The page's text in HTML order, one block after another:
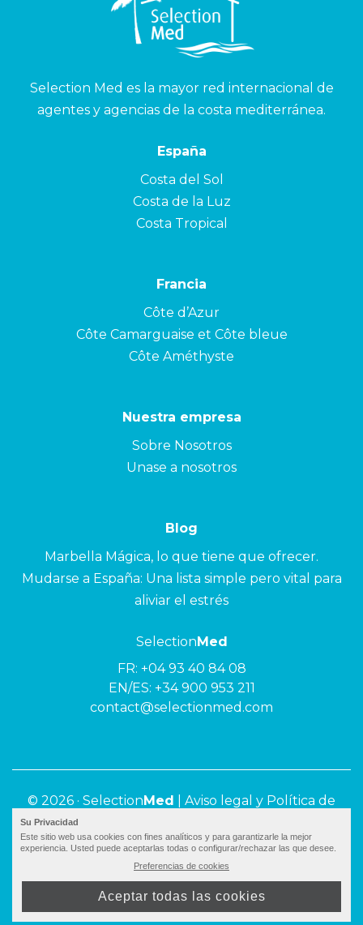
Selection Med es la mayor red internacional de
agentes y agencias de la costa mediterránea.
España
Costa del Sol
Costa de la Luz
Costa Tropical
Francia
Côte d’Azur
Côte Camarguaise et Côte bleue
Côte Améthyste
Nuestra empresa
Sobre Nosotros
Unase a nosotros
Blog
Marbella Mágica, lo que tiene que ofrecer.
Mudarse a España: Una lista simple pero vital para
aliviar el estrés
SelectionMed
FR: +04 93 40 84 08
EN/ES: +34 900 953 211
contact@selectionmed.com
© 2026 · SelectionMed
Aviso legal y Política de
Su Privacidad
Este sitio web usa cookies con fines analíticos y para garantizarle la mejor
experiencia. Usted puede aceptarlas todas o configurar/rechazar las que desee.
Preferencias de cookies
Aceptar todas las cookies